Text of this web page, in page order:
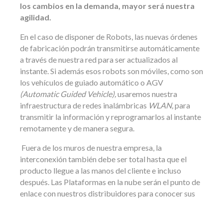
los cambios en la demanda, mayor será nuestra
agilidad.
En el caso de disponer de Robots, las nuevas órdenes
de fabricación podrán transmitirse automáticamente
a través de nuestra red para ser actualizados al
instante. Si además esos robots son móviles, como son
los vehículos de guiado automático o AGV
(Automatic Guided Vehicle),usaremos nuestra
infraestructura de redes inalámbricas WLAN,para
transmitir la información y reprogramarlos al instante
remotamente y de manera segura.
Fuera de los muros de nuestra empresa, la
interconexión también debe ser total hasta que el
producto llegue a las manos del cliente e incluso
después. Las Plataformas en la nube serán el punto de
enlace con nuestros distribuidores para conocer sus